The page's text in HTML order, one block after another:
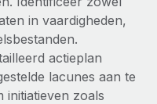
en...in vaardigheden,
actieplan
lacunes aan te
initiatieven zoals